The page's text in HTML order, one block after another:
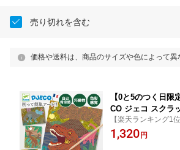
売り切れを含む
価格や送料は、商品のサイズや色によって異
【0と5のつく日
CO ジェコ スクラ
の美しいスクラッ
イン 簡単 お絵描き
【楽天ランキング1
ング メッセージカー
レゼント ギフト ヨ
1,320 円